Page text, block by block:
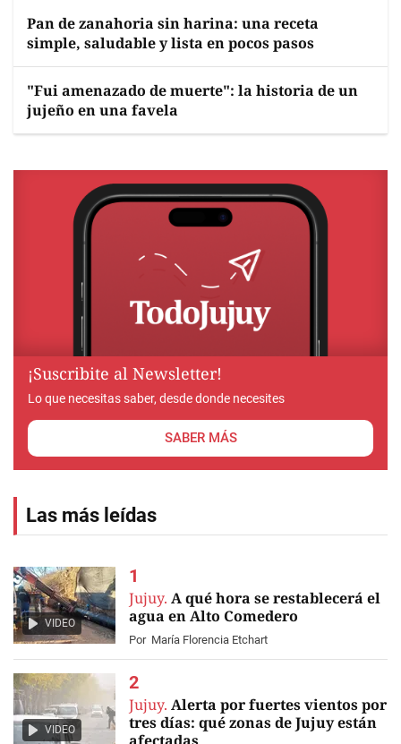
Pan de zanahoria sin harina: una receta
simple, saludable y lista en pocos pasos
"Fui amenazado de muerte": la historia de un
jujeño en una favela
¡Suscribite al Newsletter!
Lo que necesitas saber, desde donde necesites
SABER MÁS
Las más leídas
VIDEO
Jujuy. A qué hora se restablecerá el
agua en Alto Comedero
Por María Florencia Etchart
VIDEO
Jujuy. Alerta por fuertes vientos por
tres días: qué zonas de Jujuy están